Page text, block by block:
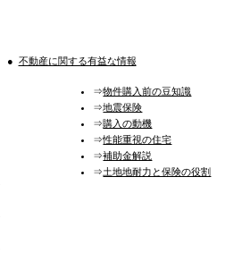
不動産に関する有益な情報
物件購入前の豆知識
地震保険
購入の動機
性能重視の住宅
補助金解説
土地地耐力と保険の役割